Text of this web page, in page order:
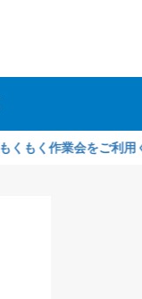
利用ください！孤